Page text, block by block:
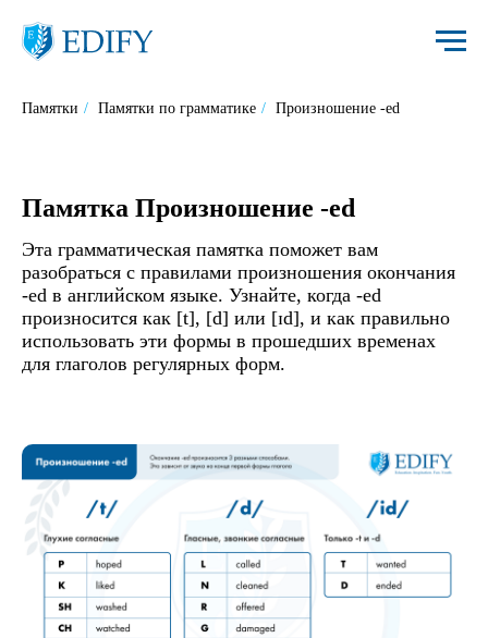
Памятки / Памятки по грамматике / Произношение -ed
Памятка Произношение -ed
Эта грамматическая памятка поможет вам
разобраться с правилами произношения окончания
-ed в английском языке. Узнайте, когда -ed
произносится как [t], [d] или [ɪd], и как правильно
использовать эти формы в прошедших временах
для глаголов регулярных форм.